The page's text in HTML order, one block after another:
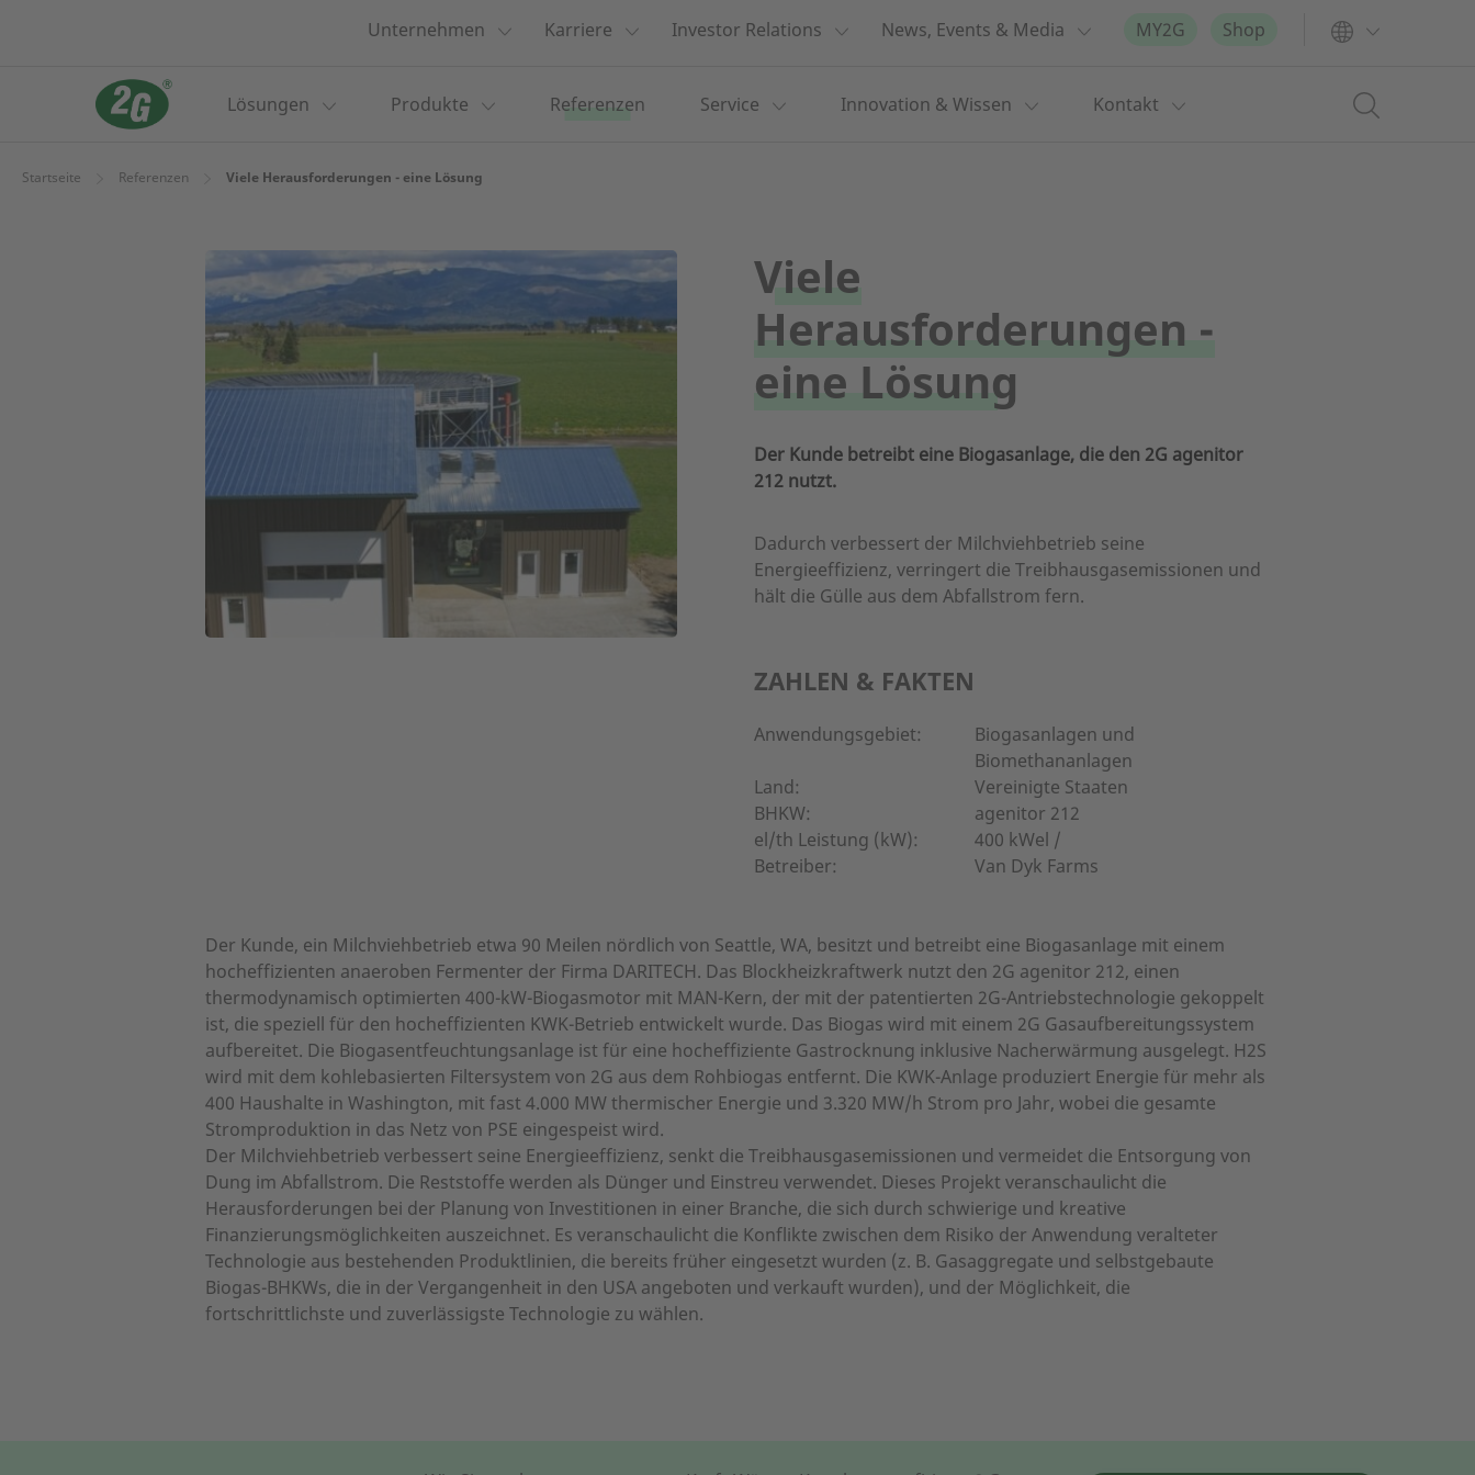
Unternehmen Karriere Investor Relations News, Events & Media MY2G Shop
Lösungen Produkte Referenzen Service Innovation & Wissen Kontakt
Startseite Referenzen Viele Herausforderungen - eine Lösung
Viele
Herausforderungen -
eine Lösung
Der Kunde betreibt eine Biogasanlage, die den 2G agenitor
212 nutzt.
Dadurch verbessert der Milchviehbetrieb seine
Energieeffizienz, verringert die Treibhausgasemissionen und
hält die Gülle aus dem Abfallstrom fern.
ZAHLEN & FAKTEN
Anwendungsgebiet:
Biogasanlagen und
Biomethananlagen
Land:
Vereinigte Staaten
BHKW:
agenitor 212
el/th Leistung (kW):
400 kWel /
Betreiber:
Van Dyk Farms
Der Kunde, ein Milchviehbetrieb etwa 90 Meilen nördlich von Seattle, WA, besitzt und betreibt eine Biogasanlage mit einem
hocheffizienten anaeroben Fermenter der Firma DARITECH. Das Blockheizkraftwerk nutzt den 2G agenitor 212, einen
thermodynamisch optimierten 400-kW-Biogasmotor mit MAN-Kern, der mit der patentierten 2G-Antriebstechnologie gekoppelt
ist, die speziell für den hocheffizienten KWK-Betrieb entwickelt wurde. Das Biogas wird mit einem 2G Gasaufbereitungssystem
aufbereitet. Die Biogasentfeuchtungsanlage ist für eine hocheffiziente Gastrocknung inklusive Nacherwärmung ausgelegt. H2S
wird mit dem kohlebasierten Filtersystem von 2G aus dem Rohbiogas entfernt. Die KWK-Anlage produziert Energie für mehr als
400 Haushalte in Washington, mit fast 4.000 MW thermischer Energie und 3.320 MW/h Strom pro Jahr, wobei die gesamte
Stromproduktion in das Netz von PSE eingespeist wird.
Der Milchviehbetrieb verbessert seine Energieeffizienz, senkt die Treibhausgasemissionen und vermeidet die Entsorgung von
Dung im Abfallstrom. Die Reststoffe werden als Dünger und Einstreu verwendet. Dieses Projekt veranschaulicht die
Herausforderungen bei der Planung von Investitionen in einer Branche, die sich durch schwierige und kreative
Finanzierungsmöglichkeiten auszeichnet. Es veranschaulicht die Konflikte zwischen dem Risiko der Anwendung veralteter
Technologie aus bestehenden Produktlinien, die bereits früher eingesetzt wurden (z. B. Gasaggregate und selbstgebaute
Biogas-BHKWs, die in der Vergangenheit in den USA angeboten und verkauft wurden), und der Möglichkeit, die
fortschrittlichste und zuverlässigste Technologie zu wählen.